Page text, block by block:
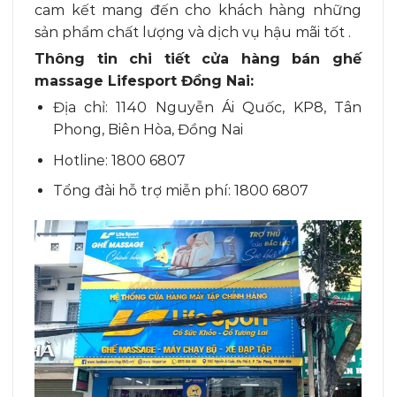
cam kết mang đến cho khách hàng những
sản phẩm chất lượng và dịch vụ hậu mãi tốt .
Thông tin chi tiết cửa hàng bán ghế
massage Lifesport Đồng Nai:
Địa chỉ: 1140 Nguyễn Ái Quốc, KP8, Tân
Phong, Biên Hòa, Đồng Nai
Hotline: 1800 6807
Tổng đài hỗ trợ miễn phí: 1800 6807